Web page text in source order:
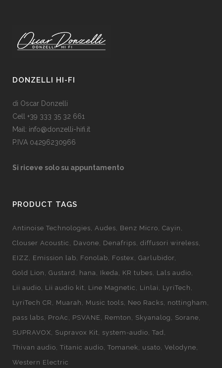
DONZELLI HI-FI
di Oscar Donzelli
Cell +39 333 35 32 661
Mail: info@donzelli-hifi.it
P.IVA 04296230966
Si riceve solo su appuntamento
PRODUCT TAGS
Antinoise Technologies Audes Benz Micro Cayin
Clouser Acoustic
Davone Denafrips diffusori wireless
EIZZ
Emission lab Fonolab Fostex
Garlubidor
Gold Lion
Gustard hana Ikeda KR tubes
Lals audio
Lii audio
Lii audio kit Line Magnetic Linlai
LyriTech
LyriTech CR
Muarah Music tools Neo Racks
nottingham
pass labs
ProAc PSVANE Remton Skyanalog
Sorane
SUPRAVOX
Supravox Kit system-audio Tad
Thivan audio Titanic audio Tomanek usato Velodyne
Western Electric